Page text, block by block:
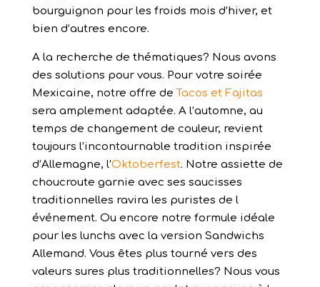
bourguignon pour les froids mois d’hiver, et
bien d’autres encore.
A la recherche de thématiques? Nous avons
des solutions pour vous. Pour votre soirée
Mexicaine, notre offre deTacos et Fajitas
sera amplement adaptée. A l’automne, au
temps de changement de couleur, revient
toujours l’incontournable tradition inspirée
d’Allemagne, l’Oktoberfest. Notre assiette de
choucroute garnie avec ses saucisses
traditionnelles ravira les puristes de l
événement. Ou encore notre formule idéale
pour les lunchs avec la version Sandwichs
Allemand. Vous êtes plus tourné vers des
valeurs sures plus traditionnelles? Nous vous